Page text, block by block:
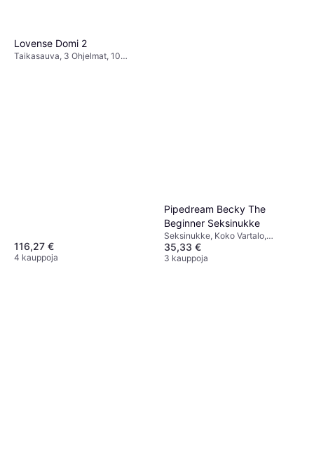
Lovense Domi 2
Taikasauva, 3 Ohjelmat, 10
116,27 €
4 kauppoja
Pipedream Becky The
Beginner Seksinukke
Seksinukke, Koko Vartalo,
Puhallettava, Realistinen
35,33 €
3 kauppoja